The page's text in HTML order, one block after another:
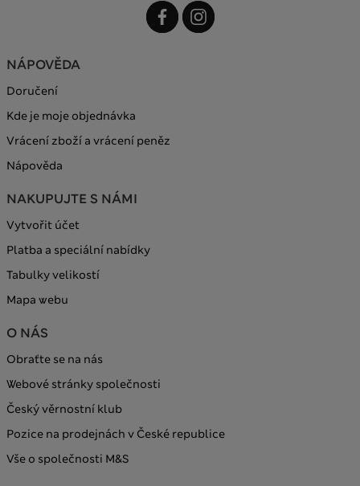
NÁPOVĚDA
Doručení
Kde je moje objednávka
Vrácení zboží a vrácení peněz
Nápověda
NAKUPUJTE S NÁMI
Vytvořit účet
Platba a speciální nabídky
Tabulky velikostí
Mapa webu
O NÁS
Obraťte se na nás
Webové stránky společnosti
Český věrnostní klub
Pozice na prodejnách v České republice
Vše o společnosti M&S